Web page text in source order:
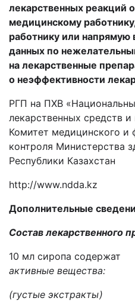
лекарственных реакций
медицинскому
работнику или
данных по
на лекарственные
о неэффективности
РГП на ПХВ
лекарственных средств
Комитет медицинского и
контроля Министерства
Республики Казахстан
http://www.ndda.kz
Дополнительные
Состав лекарственного
10 мл сиропа содержат
активные вещества:
(густые экстракты)